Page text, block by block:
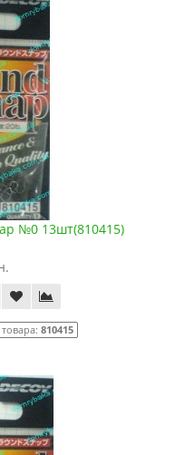
№0 13шт(810415)
810415